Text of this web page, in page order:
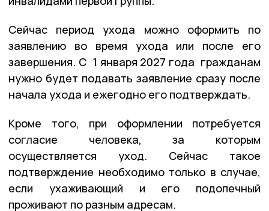
Сейчас период ухода можно оформить по
заявлению во время ухода или после его
завершения. С 1 января 2027 года гражданам
нужно будет подавать заявление сразу после
начала ухода и ежегодно его подтверждать.
Кроме того, при оформлении потребуется
согласие человека, за которым
осуществляется уход. Сейчас такое
подтверждение необходимо только в случае,
если ухаживающий и его подопечный
проживают по разным адресам.